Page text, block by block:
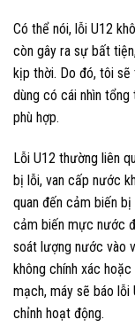
Có thể nói, lỗi U12
còn gây ra sự bất
kịp thời. Do đó, tôi sẽ
dùng có cái nhìn
phù hợp.
Lỗi U12 thường liên
bị lỗi, van cấp nước
quan đến cảm biến
cảm biến mực nước
soát lượng nước vào
không chính xác
mạch, máy sẽ báo
chỉnh hoạt động.